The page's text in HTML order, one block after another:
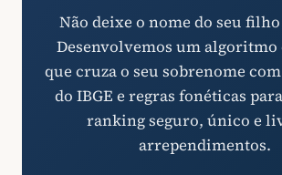
Não deixe o nome do seu filho
Desenvolvemos um
que cruza o seu sobrenome
do IBGE e regras fonéticas
ranking seguro, único e
arrependimentos.